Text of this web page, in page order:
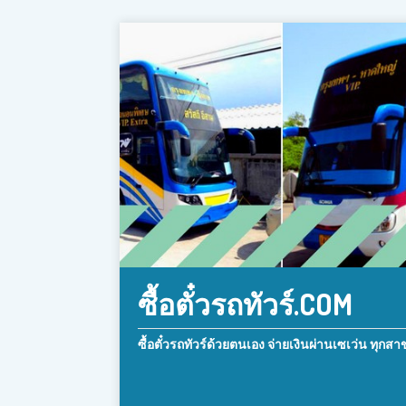
ซื้อตั๋วรถทัวร์.COM
ซื้อตั๋วรถทัวร์ด้วยตนเอง จ่ายเงินผ่านเซเว่น ทุกสา